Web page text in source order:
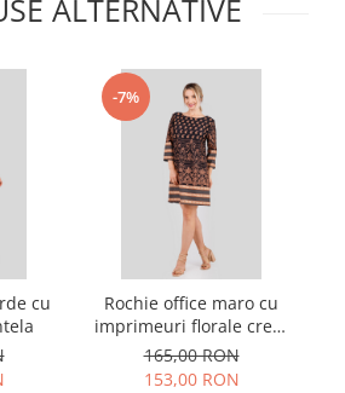
ALTERNATIVE
cu
-7%
Rochie office maro cu
imprimeuri florale crem
si maneci trei sferturi
165,00 RON
153,00 RON